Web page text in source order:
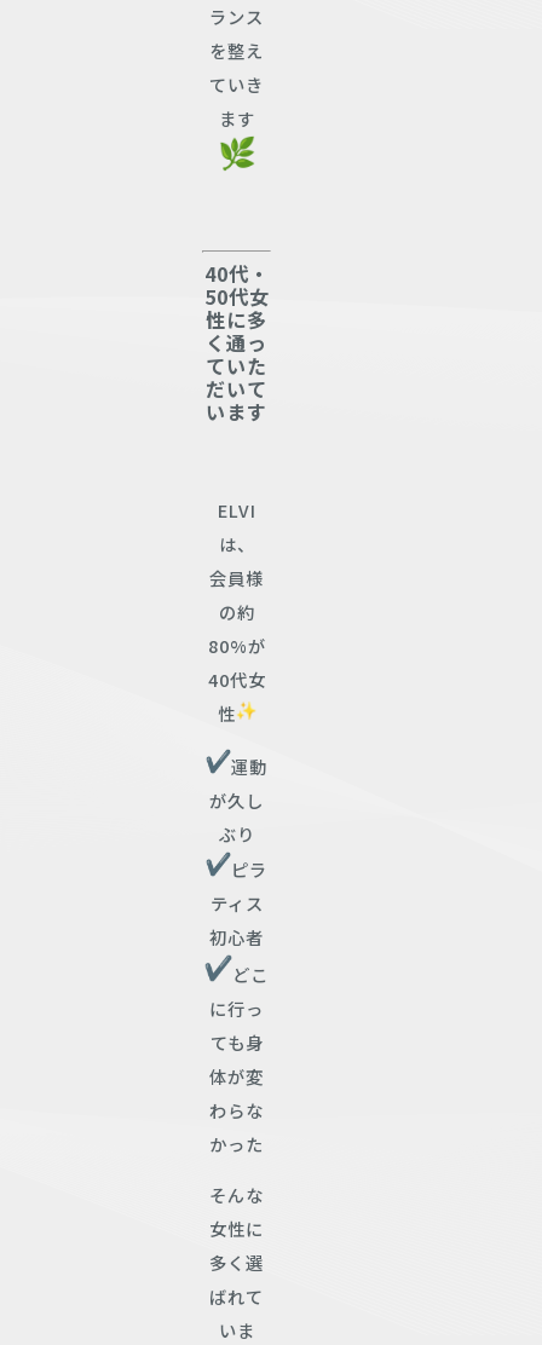
ランス
を整え
ていき
ます
40代・
50代女
性に多
く通っ
ていた
だいて
います
ELVI
は、
会員様
の約
80%が
40代女
性
運動
が久し
ぶり
ピラ
ティス
初心者
どこ
に行っ
ても身
体が変
わらな
かった
そんな
女性に
多く選
ばれて
いま